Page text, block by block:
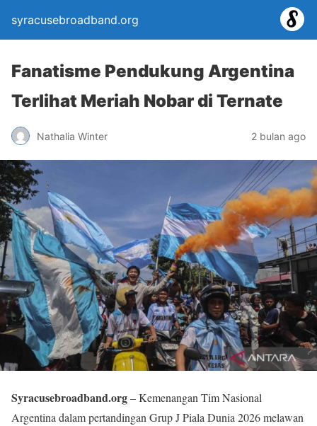
syracusebroadband.org
Fanatisme Pendukung Argentina
Terlihat Meriah Nobar di Ternate
Nathalia Winter 2 bulan ago
Syracusebroadband.org– Kemenangan Tim Nasional
Argentina dalam pertandingan Grup J Piala Dunia 2026 melawan